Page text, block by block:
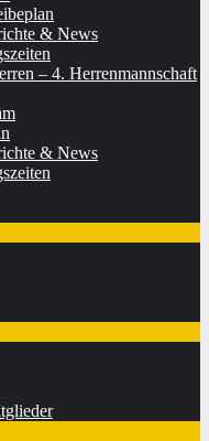
& News
– 4. Herrenmannschaft
& News